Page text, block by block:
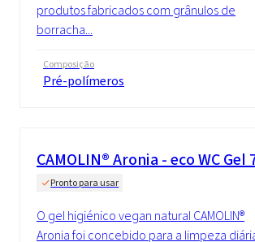
produtos fabricados com grânulos de
borracha...
Composição
Pré-polímeros
CAMOLIN® Aronia - eco WC Gel
Pronto para usar
O gel higiénico vegan natural CAMOLIN®
Aronia foi concebido para a limpeza